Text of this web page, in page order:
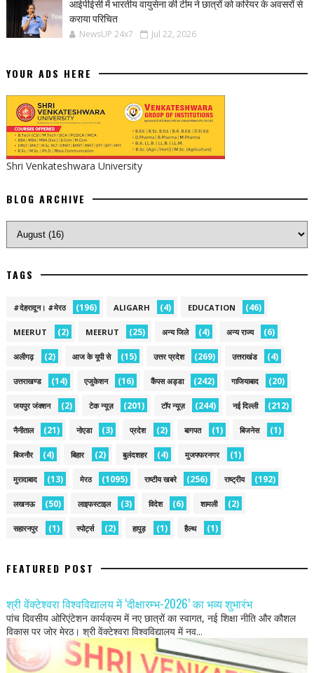
कराया परिचित
NewsUP 24x7 Jul 22, 2026
YOUR ADS HERE
Shri Venkateshwara University
BLOG ARCHIVE
TAGS
#देहरादून। #मेरठ (196) ALIGARH (4) EDUCATION (46)
MEERUT (2) MEERUT (25) अन्य जिले (4) अन्य राज्य (6)
अलीगढ़ (2) आज के यूपी से (15) उत्तर प्रदेश (269) उत्तराखंड (4)
उत्तराखण्ड (14) एजुकेशन (16) कैंपस अड्डा (242) गाजियाबाद (20)
जयपुर जंक्शन (2) टेक न्यूज़ (201) टॉप न्यूज़ (244) नई द‍िल्ली (212)
नैनीताल (21) नोएडा (3) प्रदेश (2) बागपत (1) बिजनेस (1)
बिजनौर (4) बिहार (2) बुलंदशहर (4) मुजफ्फरनगर (1)
मुरादाबाद (13) मेरठ (1095) राष्टीय खबरे (256) राष्ट्रीय (192)
लखनऊ (50) लाइफस्टाइल (3) विदेश (6) शामली (2)
सहारनपुर (1) स्पोर्ट्स (2) हापुड़ (1) हैल्थ (1)
FEATURED POST
श्री वेंक्टेश्वरा विश्वविद्यालय में ‘दीक्षारम्भ-2026’ का भव्य शुभारंभ
पांच दिवसीय ओरिएंटेशन कार्यक्रम में नए छात्रों का स्वागत, नई शिक्षा नीति और कौशल
विकास पर जोर मेरठ। श्री वेंक्टेश्वरा विश्वविद्यालय में नव...